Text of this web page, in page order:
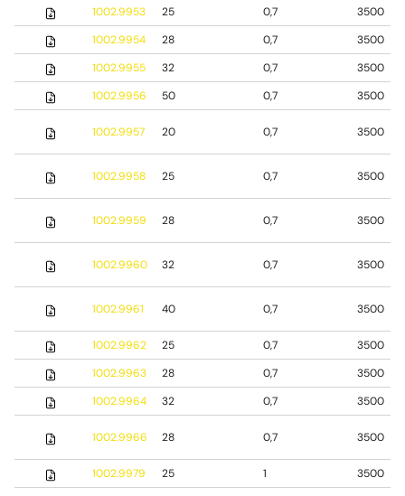
1002.9953 25 0,7
3500
1002.9954
28 0,7
3500
1002.9955
32 0,7
3500
1002.9956
50 0,7 3500
1002.9957 20 0,7 3500
1002.9958 25 0,7 3500
1002.9959 28 0,7 3500
1002.9960 32 0,7 3500
1002.9961 40 0,7 3500
1002.9962 25 0,7
3500
1002.9963
28 0,7
3500
1002.9964
32 0,7 3500
1002.9966 28 0,7 3500
1002.9979 25 1
3500